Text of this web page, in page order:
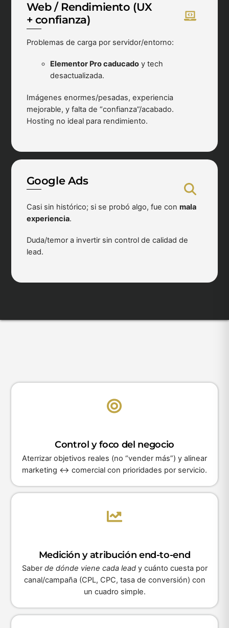
Web / Rendimiento (UX
+ confianza)
Problemas de carga por servidor/entorno:
Elementor Pro caducado y tech
desactualizada.
Imágenes enormes/pesadas, experiencia
mejorable, y falta de “confianza”/acabado.
Hosting no ideal para rendimiento.
Google Ads
Casi sin histórico; si se probó algo, fue con mala
experiencia.
Duda/temor a invertir sin control de calidad de
lead.
Control y foco del negocio
Aterrizar objetivos reales (no “vender más”) y alinear
marketing ↔ comercial con prioridades por servicio.
Medición y atribución end-to-end
Saber de dónde viene cadaleady cuánto cuesta por
canal/campaña (CPL, CPC, tasa de conversión) con
un cuadro simple.